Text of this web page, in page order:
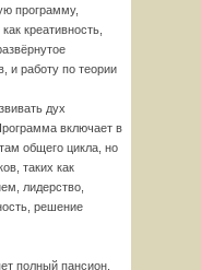
программу,
креативность,
и работу по теории
дух
включает в
общего цикла, но
таких как
лидерство,
решение
полный пансион,